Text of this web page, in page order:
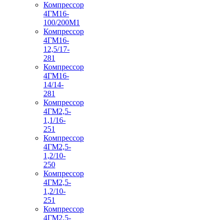
Компрессор
4ГМ16-
100/200М1
Компрессор
4ГМ16-
12,5/17-
281
Компрессор
4ГМ16-
14/14-
281
Компрессор
4ГМ2,5-
1,1/16-
251
Компрессор
4ГМ2,5-
1,2/10-
250
Компрессор
4ГМ2,5-
1,2/10-
251
Компрессор
4ГМ2,5-